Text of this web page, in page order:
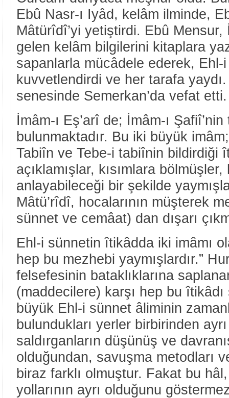
Ebû Nasr-ı Iyâd, kelâm ilminde,
Mâtürîdî’yi yetiştirdi. Ebû Mensur,
gelen kelâm bilgilerini kitaplara
sapanlarla mücâdele ederek, Ehl-i
kuvvetlendirdi ve her tarafa
senesinde Semerkan’da vefat etti.
İmâm-ı Eş’arî de; İmâm-ı
bulunmaktadır. Bu iki büyük
Tabiîn ve Tebe-i tabiînin bildirdiği
açıklamışlar, kısımlara
anlayabileceği bir şekilde
Mâtü’rîdî, hocalarının müşterek
sünnet ve cemâat) dan dışarı
Ehl-i sünnetin îtikâdda iki imâmı
hep bu mezhebi yaymışlardır.”
felsefesinin bataklıklarına
(maddecilere) karşı hep bu
büyük Ehl-i sünnet âliminin
bulundukları yerler birbirinden
saldırganların düşünüş ve
olduğundan, savuşma metodları
biraz farklı olmuştur. Fakat bu
yollarının ayrı olduğunu